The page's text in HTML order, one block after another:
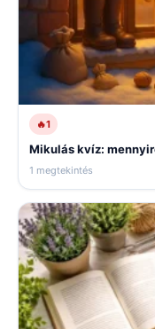
🔥1
Mikulás kvíz:
1 megtekintés